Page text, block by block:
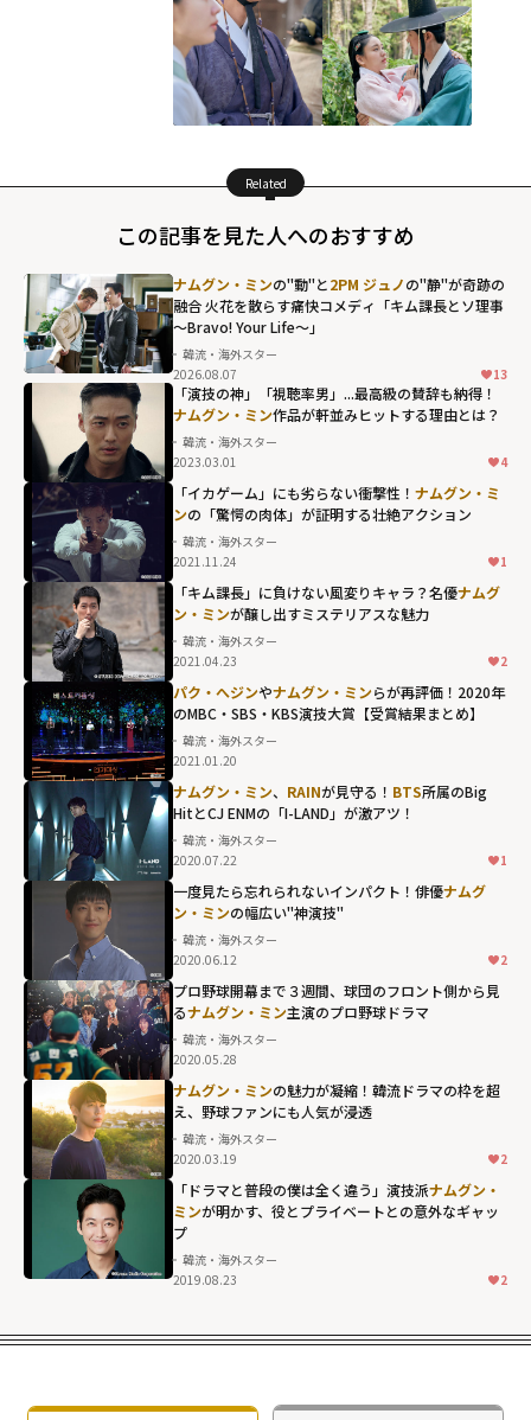
Related
この記事を見た人へのおすすめ
2PM ジュノ
の"静"が奇跡の
融合 火花を散ら
す痛快コメディ
「キム課長とソ
理事～Bravo!
Your Life～」"
width="304"
height="203"
loading="lazy"
fetchpriority="h
igh">
ナムグン・ミンの"動"と2PM ジュノの"静"が奇跡の
融合 火花を散らす痛快コメディ「キム課長とソ理事
～Bravo! Your Life～」
韓流・海外スター
2026.08.07
13
「演技の神」「視聴率男」...最高級の賛辞も納得！
ナムグン・ミン作品が軒並みヒットする理由とは？
韓流・海外スター
2023.03.01
4
「イカゲーム」にも劣らない衝撃性！ ナムグン・ミ
ンの「驚愕の肉体」が証明する壮絶アクション
韓流・海外スター
2021.11.24
1
「キム課長」に負けない風変りキャラ？名優ナムグ
ン・ミンが醸し出すミステリアスな魅力
韓流・海外スター
2021.04.23
2
パク・へジンやナムグン・ミンらが再評価！2020年
のMBC・SBS・KBS演技大賞【受賞結果まとめ】
韓流・海外スター
2021.01.20
ナムグン・ミン、 RAINが見守る！ BTS所属のBig
HitとCJ ENMの「I-LAND」が激アツ！
韓流・海外スター
2020.07.22
1
一度見たら忘れられないインパクト！俳優ナムグ
ン・ミンの幅広い"神演技"
韓流・海外スター
2020.06.12
2
プロ野球開幕まで３週間、球団のフロント側から見
るナムグン・ミン主演のプロ野球ドラマ
韓流・海外スター
2020.05.28
ナムグン・ミンの魅力が凝縮！韓流ドラマの枠を超
え、野球ファンにも人気が浸透
韓流・海外スター
2020.03.19
2
「ドラマと普段の僕は全く違う」演技派ナムグン・
ミンが明かす、役とプライベートとの意外なギャッ
プ
韓流・海外スター
2019.08.23
2